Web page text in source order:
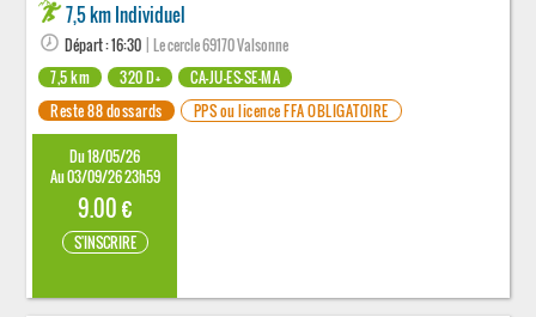
7,5 km Individuel
Départ : 16:30 | Le cercle 69170 Valsonne
7,5 km
320 D+
CA-JU-ES-SE-MA
Reste 88 dossards
PPS ou licence FFA OBLIGATOIRE
Du 18/05/26
Au 03/09/26 23h59
9.00 €
S'INSCRIRE